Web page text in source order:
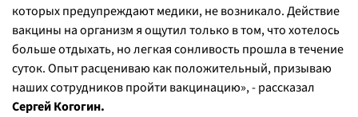
которых предупреждают медики, не возникало. Действие
вакцины на организм я ощутил только в том, что хотелось
больше отдыхать, но легкая сонливость прошла в течение
суток. Опыт расцениваю как положительный, призываю
наших сотрудников пройти вакцинацию», - рассказал
Сергей Когогин.